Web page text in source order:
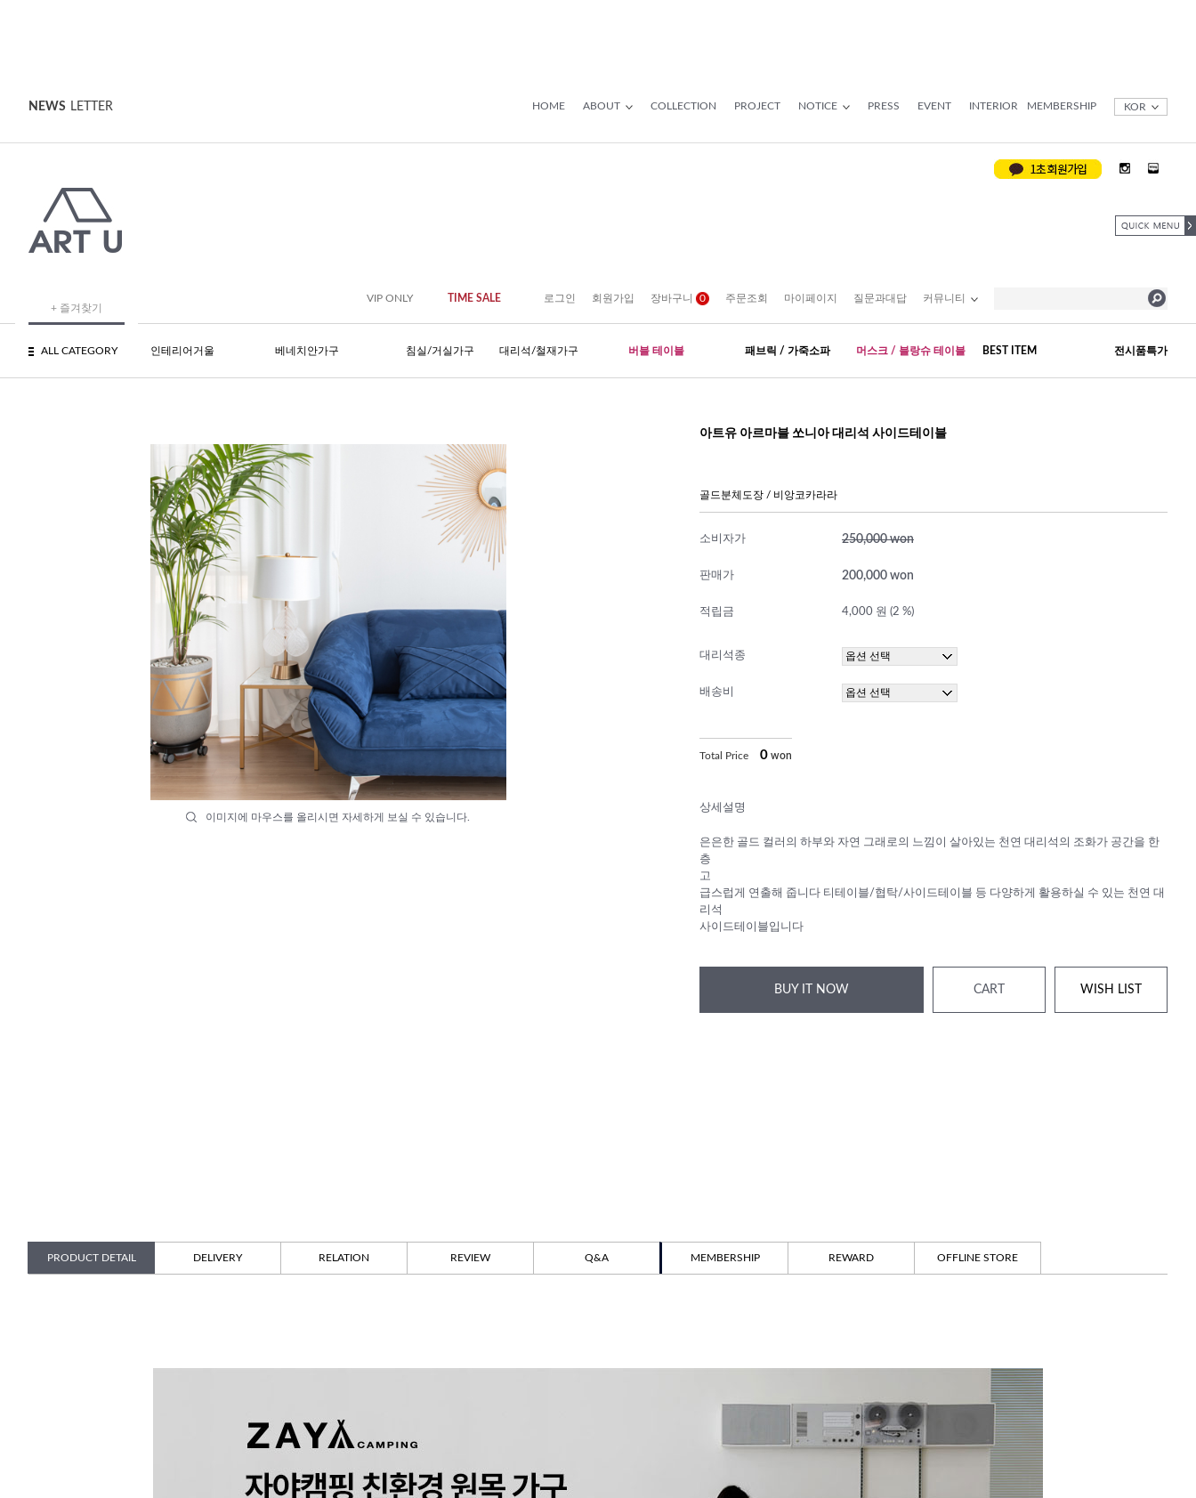
NEWS LETTER HOME ABOUT COLLECTION PROJECT NOTICE PRESS EVENT INTERIOR MEMBERSHIP KOR
+ 즐겨찾기
VIP ONLY TIME SALE 로그인 회원가입 장바구니 0 주문조회 마이페이지 질문과대답 커뮤니티
ALL CATEGORY 인테리어거울 베네치안가구 침실/거실가구 대리석/철재가구 버블 테이블 패브릭 / 가죽소파 머스크 / 블랑슈 테이블 BEST ITEM 전시품특가
이미지에 마우스를 올리시면 자세하게 보실 수 있습니다.
아트유 아르마블 쏘니아 대리석 사이드테이블
골드분체도장 / 비앙코카라라
소비자가 250,000 won
판매가 200,000 won
적립금 4,000 원 (2 %)
대리석종
배송비
Total Price 0 won
상세설명
은은한 골드 컬러의 하부와 자연 그래로의 느낌이 살아있는 천연 대리석의 조화가 공간을 한
층
고
급스럽게 연출해 줍니다 티테이블/협탁/사이드테이블 등 다양하게 활용하실 수 있는 천연 대
리석
사이드테이블입니다
BUY IT NOW CART WISH LIST
PRODUCT DETAIL DELIVERY RELATION REVIEW Q&A MEMBERSHIP REWARD OFFLINE STORE